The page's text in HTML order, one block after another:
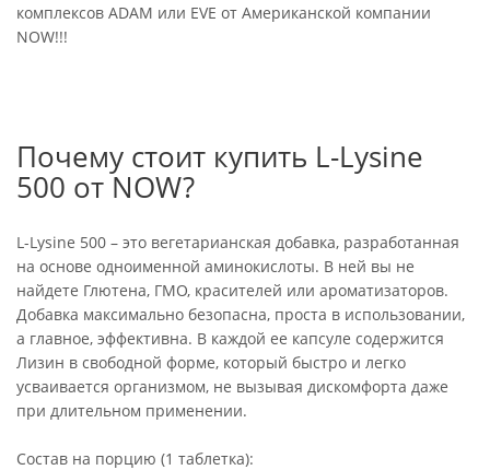
комплексов ADAM или EVE от Американской компании
NOW!!!
Почему стоит купить L-Lysine
500 от NOW?
L-Lysine 500 – это вегетарианская добавка, разработанная
на основе одноименной аминокислоты. В ней вы не
найдете Глютена, ГМО, красителей или ароматизаторов.
Добавка максимально безопасна, проста в использовании,
а главное, эффективна. В каждой ее капсуле содержится
Лизин в свободной форме, который быстро и легко
усваивается организмом, не вызывая дискомфорта даже
при длительном применении.
Состав на порцию (1 таблетка):